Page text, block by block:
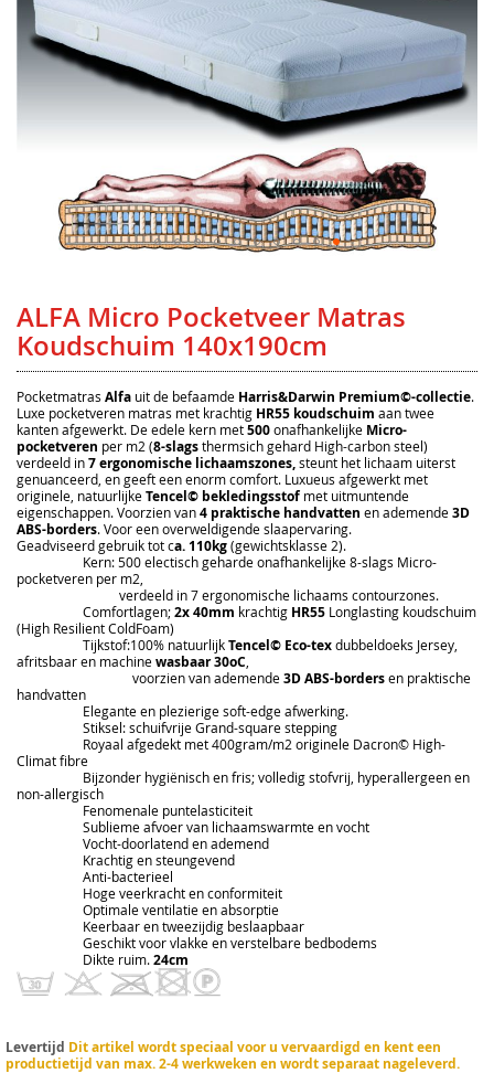
begin
van
de
ALFA Micro Pocketveer Matras
Koudschuim 140x190cm
Pocketmatras Alfa uit de befaamde Harris&Darwin Premium©-collectie.
Luxe pocketveren matras met krachtig HR55 koudschuim aan twee
kanten afgewerkt. De edele kern met500onafhankelijke Micro-
pocketveren per m2 (8-slagsthermsich gehard High-carbon steel)
verdeeld in7 ergonomische lichaamszones,steunt het lichaam uiterst
genuanceerd, en geeft een enorm comfort. Luxueus afgewerkt met
originele, natuurlijkeTencel© bekledingsstof met uitmuntende
eigenschappen. Voorzien van4 praktische handvatten en ademende3D
ABS-borders. Voor een overweldigende slaapervaring.
Geadviseerd gebruik tot ca. 110kg(gewichtsklasse 2).
Kern: 500 electisch geharde onafhankelijke 8-slags Micro-
pocketveren per m2,
verdeeld in 7 ergonomische lichaams contourzones.
Comfortlagen;2x 40mm krachtig HR55 Longlasting koudschuim
(High Resilient ColdFoam)
Tijkstof:100% natuurlijkTencel© Eco-texdubbeldoeks Jersey,
afritsbaar en machinewasbaar 30oC
voorzien van ademende3D ABS-bordersen praktische
handvatten
Elegante en plezierige soft-edge afwerking.
Stiksel: schuifvrije Grand-square stepping
Royaal afgedekt met 400gram/m2 originele Dacron© High-
Climat fibre
Bijzonder hygiënisch en fris; volledig stofvrij, hyperallergeen en
non-allergisch
Fenomenale puntelasticiteit
Sublieme afvoer van lichaamswarmte en vocht
Vocht-doorlatend en ademend
Krachtig en steungevend
Anti-bacterieel
Hoge veerkracht en conformiteit
Optimale ventilatie en absorptie
Keerbaar en tweezijdig beslaapbaar
Geschikt voor vlakke en verstelbare bedbodems
Dikte ruim.24cm
Levertijd Dit artikel wordt speciaal voor u vervaardigd en kent een
productietijd van max. 2-4 werkweken en wordt separaat nageleverd.